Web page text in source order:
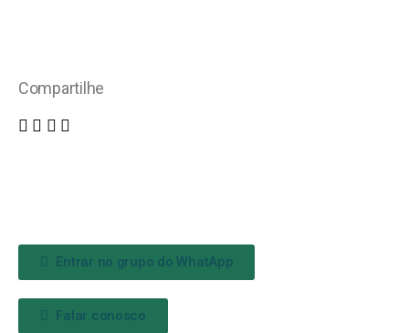
Compartilhe
Entrar no grupo do WhatApp
Falar conosco